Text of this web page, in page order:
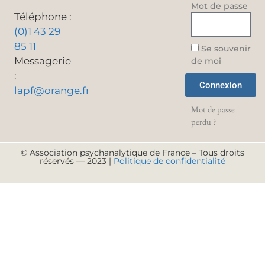
Téléphone :
(0)1 43 29
85 11
Messagerie
:
lapf@orange.fr
Mot de passe
Se souvenir
de moi
Connexion
Mot de passe
perdu ?
© Association psychanalytique de France – Tous droits
réservés — 2023 | Politique de confidentialité